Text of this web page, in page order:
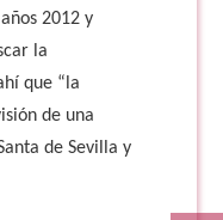
2012 y
la
que “la
de una
de Sevilla y